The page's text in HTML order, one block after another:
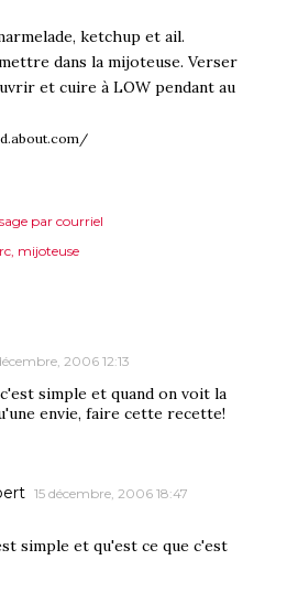
ketchup et ail.
dans la mijoteuse. Verser
et cuire à LOW pendant au
par courriel
mijoteuse
2006 12:13
simple et quand on voit la
envie, faire cette recette!
15 décembre, 2006 18:47
simple et qu'est ce que c'est